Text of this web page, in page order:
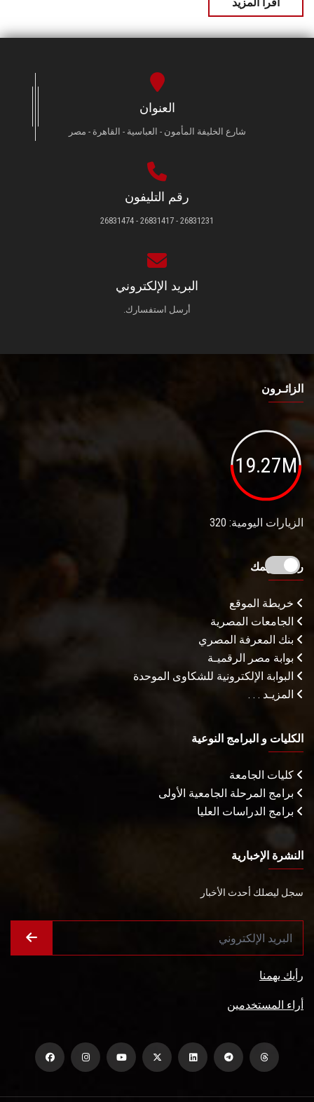
العنوان
شارع الخليفة المأمون - العباسية - القاهرة - مصر
رقم التليفون
26831231 - 26831417 - 26831474
البريد الإلكتروني
أرسل استفسارك.
الزائـرون
19.27M
الزيارات اليومية: 320
روابط تهمك
خريطة الموقع
الجامعات المصرية
بنك المعرفة المصري
بوابة مصر الرقميـة
البوابة الإلكترونية للشكاوى الموحدة
المزيـد . . .
الكليات و البرامج النوعية
كليات الجامعة
برامج المرحلة الجامعية الأولى
برامج الدراسات العليا
النشرة الإخبارية
سجل ليصلك أحدث الأخبار
رأيك يهمنا
أراء المستخدمين